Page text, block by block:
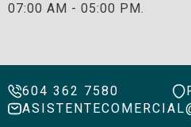
07:00 AM - 05:00 PM.
604 362 7580